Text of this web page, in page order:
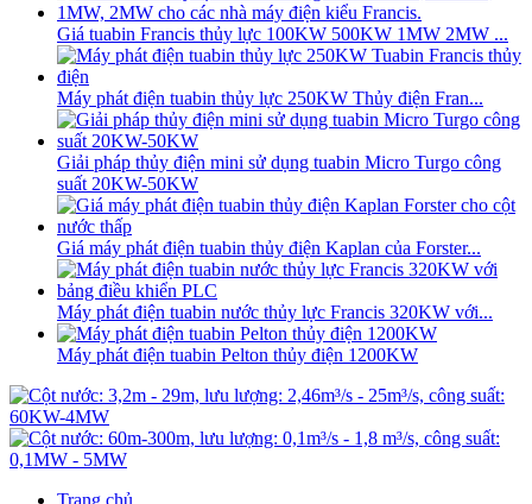
Giá tuabin Francis thủy lực 100KW 500KW 1MW 2MW ...
Máy phát điện tuabin thủy lực 250KW Thủy điện Fran...
Giải pháp thủy điện mini sử dụng tuabin Micro Turgo công
suất 20KW-50KW
Giá máy phát điện tuabin thủy điện Kaplan của Forster...
Máy phát điện tuabin nước thủy lực Francis 320KW với...
Máy phát điện tuabin Pelton thủy điện 1200KW
Trang chủ